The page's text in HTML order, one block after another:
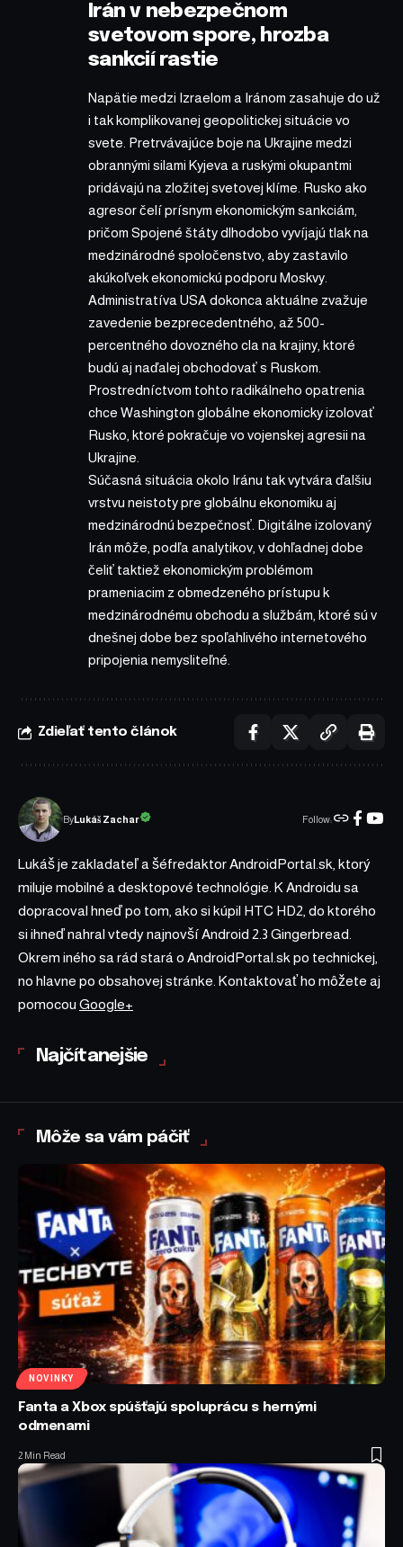
Irán v nebezpečnom
svetovom spore, hrozba
sankcií rastie
Napätie medzi Izraelom a Iránom zasahuje do už
i tak komplikovanej geopolitickej situácie vo
svete. Pretrvávajúce boje na Ukrajine medzi
obrannými silami Kyjeva a ruskými okupantmi
pridávajú na zložitej svetovej klíme. Rusko ako
agresor čelí prísnym ekonomickým sankciám,
pričom Spojené štáty dlhodobo vyvíjajú tlak na
medzinárodné spoločenstvo, aby zastavilo
akúkoľvek ekonomickú podporu Moskvy.
Administratíva USA dokonca aktuálne zvažuje
zavedenie bezprecedentného, až 500-
percentného dovozného cla na krajiny, ktoré
budú aj naďalej obchodovať s Ruskom.
Prostredníctvom tohto radikálneho opatrenia
chce Washington globálne ekonomicky izolovať
Rusko, ktoré pokračuje vo vojenskej agresii na
Ukrajine.
Súčasná situácia okolo Iránu tak vytvára ďalšiu
vrstvu neistoty pre globálnu ekonomiku aj
medzinárodnú bezpečnosť. Digitálne izolovaný
Irán môže, podľa analytikov, v dohľadnej dobe
čeliť taktiež ekonomickým problémom
prameniacim z obmedzeného prístupu k
medzinárodnému obchodu a službám, ktoré sú v
dnešnej dobe bez spoľahlivého internetového
pripojenia nemysliteľné.
Zdieľať tento článok
ByLukáš Zachar Follow:
Lukáš je zakladateľ a šéfredaktor AndroidPortal.sk, ktorý
miluje mobilné a desktopové technológie. K Androidu sa
dopracoval hneď po tom, ako si kúpil HTC HD2, do ktorého
si ihneď nahral vtedy najnovší Android 2.3 Gingerbread.
Okrem iného sa rád stará o AndroidPortal.sk po technickej,
no hlavne po obsahovej stránke. Kontaktovať ho môžete aj
pomocou Google+
Najčítanejšie
Môže sa vám páčiť
NOVINKY
Fanta a Xbox spúšťajú spoluprácu s hernými
odmenami
2 Min Read